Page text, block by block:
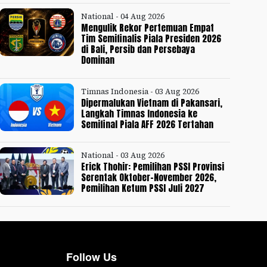
National - 04 Aug 2026
Mengulik Rekor Pertemuan Empat
Tim Semifinalis Piala Presiden 2026
di Bali, Persib dan Persebaya
Dominan
Timnas Indonesia - 03 Aug 2026
Dipermalukan Vietnam di Pakansari,
Langkah Timnas Indonesia ke
Semifinal Piala AFF 2026 Tertahan
National - 03 Aug 2026
Erick Thohir: Pemilihan PSSI Provinsi
Serentak Oktober-November 2026,
Pemilihan Ketum PSSI Juli 2027
Follow Us